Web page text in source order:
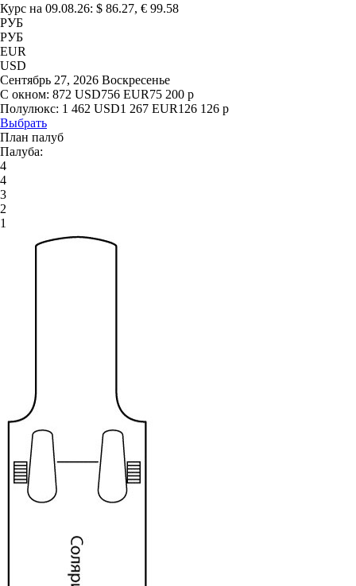
Курс на 09.08.26: $ 86.27, € 99.58
РУБ
РУБ
EUR
USD
Сентябрь 27, 2026 Воскресенье
С окном: 872 USD756 EUR75 200 р
Полулюкс: 1 462 USD1 267 EUR126 126 р
Выбрать
План палуб
Палуба:
4
4
3
2
1